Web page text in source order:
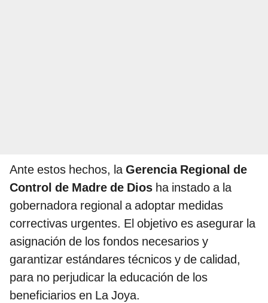
Ante estos hechos, laGerencia Regional de
Control de Madre de Dios ha instado a la
gobernadora regional a adoptar medidas
correctivas urgentes. El objetivo es asegurar la
asignación de los fondos necesarios y
garantizar estándares técnicos y de calidad,
para no perjudicar la educación de los
beneficiarios en La Joya.